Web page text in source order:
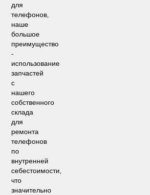
для
телефонов,
наше
большое
преимущество
-
использование
запчастей
с
нашего
собственного
склада
для
ремонта
телефонов
по
внутренней
себестоимости,
что
значительно